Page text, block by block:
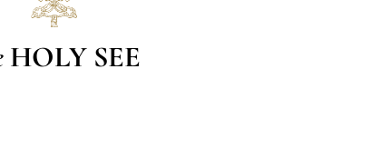
HOLY SEE